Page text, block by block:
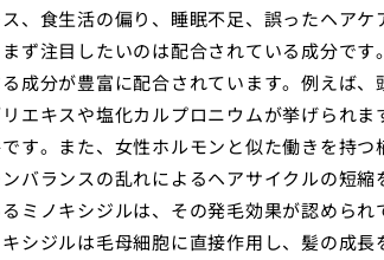
、食生活の偏り、睡眠不足、誤ったヘア
ず注目したいのは配合されている成分で
成分が豊富に配合されています。例えば
エキスや塩化カルプロニウムが挙げられ
す。また、女性ホルモンと似た働きを持
バランスの乱れによるヘアサイクルの短
ミノキシジルは、その発毛効果が認めら
シジルは毛母細胞に直接作用し、髪の成